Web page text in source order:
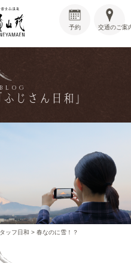
交通のご案
予約
じさん日和」
ッフ日和 >春なのに雪！？